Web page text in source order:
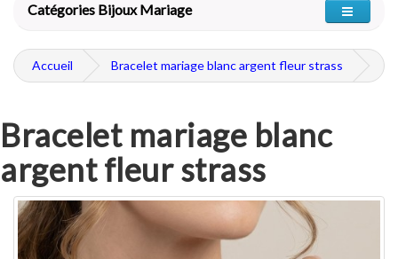
Catégories Bijoux Mariage
Accueil Bracelet mariage blanc argent fleur strass
Bracelet mariage blanc
argent fleur strass